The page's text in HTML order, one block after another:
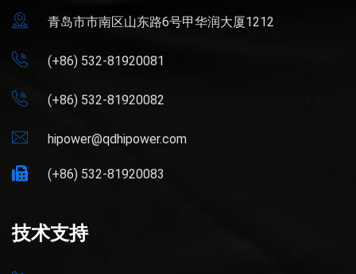
青岛市市南区山东路6号甲华润大厦1212
(+86) 532-81920081
(+86) 532-81920082
hipower@qdhipower.com
(+86) 532-81920083
技术支持